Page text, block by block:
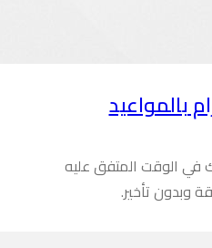
بالمواعيد
في الوقت المتفق عليه
وبدون تأخير.